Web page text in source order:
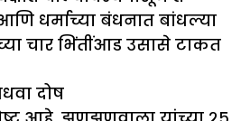
धर्माच्या बंधनात बांधल्या
चार भिंतींआड उसासे टाकत
दोष